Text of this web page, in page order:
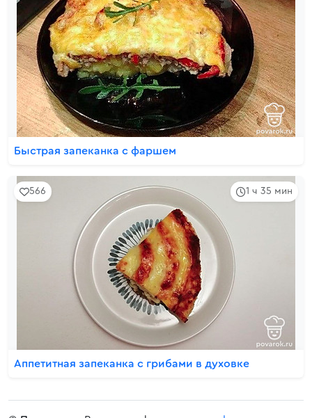
Быстрая запеканка с фаршем
1 ч 35 мин
566
Аппетитная запеканка с грибами в духовке